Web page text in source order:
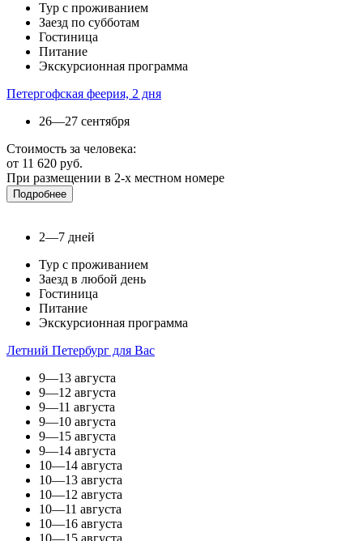
Тур с проживанием
Заезд по субботам
Гостиница
Питание
Экскурсионная программа
Петергофская феерия, 2 дня
26—27 сентября
Стоимость за человека:
от 11 620 руб.
При размещении в 2-х местном номере
Подробнее
2—7 дней
Тур с проживанием
Заезд в любой день
Гостиница
Питание
Экскурсионная программа
Летний Петербург для Вас
9—13 августа
9—12 августа
9—11 августа
9—10 августа
9—15 августа
9—14 августа
10—14 августа
10—13 августа
10—12 августа
10—11 августа
10—16 августа